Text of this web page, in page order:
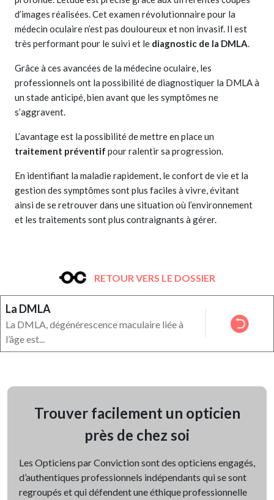
d’images réalisées. Cet examen révolutionnaire pour la
médecin oculaire n’est pas douloureux et non invasif. Il est
très performant pour le suivi et le diagnostic de la DMLA.
Grâce à ces avancées de la médecine oculaire, les
professionnels ont la possibilité de diagnostiquer la DMLA à
un stade anticipé, bien avant que les symptômes ne
s’aggravent.
L’avantage est la possibilité de mettre en place un
traitement préventif pour ralentir sa progression.
En identifiant la maladie rapidement, le confort de vie et la
gestion des symptômes sont plus faciles à vivre, évitant
ainsi de se retrouver dans une situation où l’environnement
et les traitements sont plus contraignants à gérer.
RETOUR VERS LE DOSSIER
La DMLA
La DMLA, dégénérescence maculaire liée à
l’âge est...
Trouver facilement un opticien
près de chez soi
Les Opticiens par Conviction sont des opticiens engagés,
d’authentiques professionnels indépendants qui se sont
regroupés et qui défendent une éthique professionnelle